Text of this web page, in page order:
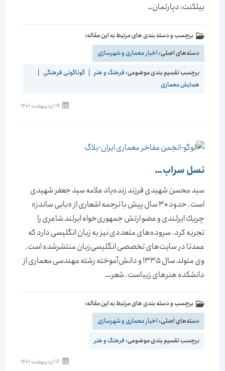
بیلکنت، دپارتمان…
برچسب و دسته بندی های مرتبط به این مقاله:
دسته‌های اصلی:اخبار معماری و شهرسازی
برچسب تقسیم بندی موضوعی:فرهنگ و هنر | گوناگونی فرهنگی |
همایش معماری
19 اردیبهشت 1401
نسل سراب…
سید محسن شهیدی فرزند زنده‌یاد علامه سید جعفر شهیدی
است. حدود 30 سال پیش با ترجمه اشعاری از «بابی ساندز»
چریك ایرلندی و عضو ارتش جمهوری‌خواه ایرلند شاعری را
تجربه كرد. سروده‌های متعددی نیز به زبان انگلیسی دارد كه
عمدتا در سایت‌های تخصصی انگلیسی‌زبان منتشرشده است.
وی متولد سال 1335 و دانش‌آموخته رشته مهندسی معماری از
دانشكده هنرهای زیباست. شعر،…
برچسب و دسته بندی های مرتبط به این مقاله:
دسته‌های اصلی:اخبار معماری و شهرسازی
برچسب تقسیم بندی موضوعی:فرهنگ و هنر
16 اردیبهشت 1401